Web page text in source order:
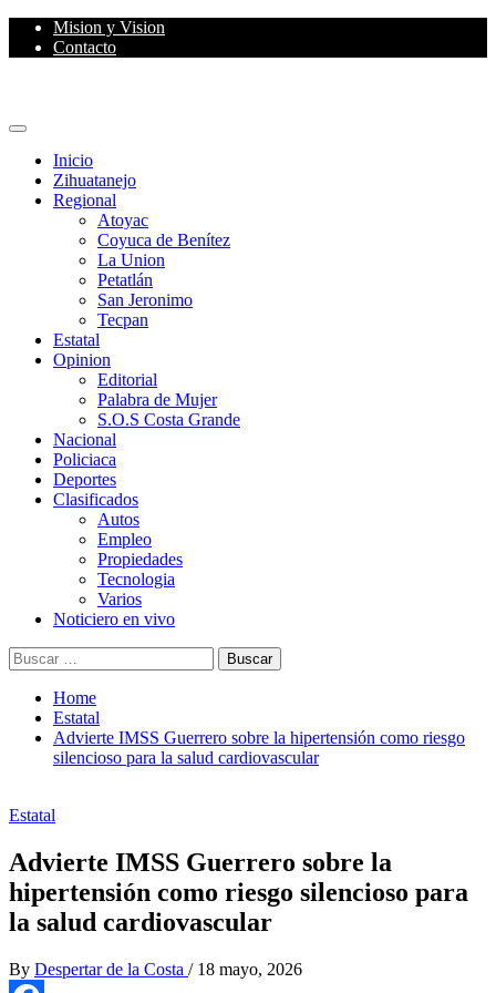
Skip
Mision y Vision
Contacto
Primary
Inicio
Zihuatanejo
Regional
Atoyac
Coyuca de Benítez
La Union
Petatlán
San Jeronimo
Tecpan
Estatal
Opinion
Editorial
Palabra de Mujer
S.O.S Costa Grande
Nacional
Policiaca
Deportes
Clasificados
Autos
Empleo
Propiedades
Tecnologia
Varios
Noticiero en vivo
Buscar:
Home
Estatal
Advierte IMSS Guerrero sobre la hipertensión como riesgo
silencioso para la salud cardiovascular
Estatal
Advierte IMSS Guerrero sobre la
hipertensión como riesgo silencioso para
la salud cardiovascular
By Despertar de la Costa / 18 mayo, 2026